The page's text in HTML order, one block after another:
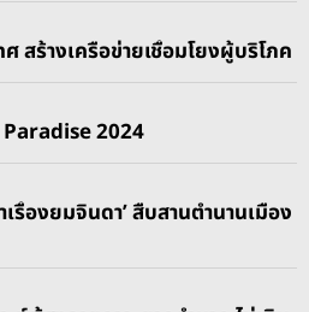
สร้างเครือข่ายเชื่อมโยงผู้บริโภค
2024
เรื่องยมจินดา’ สืบสานตำนานเมือง